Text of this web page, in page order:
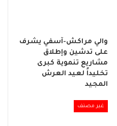
والي مراكش-آسفي يشرف
على تدشين وإطلاق
مشاريع تنموية كبرى
تخليداً لعيد العرش
المجيد
غير مصنف